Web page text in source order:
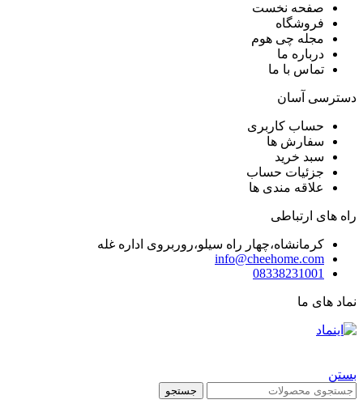
صفحه نخست
فروشگاه
مجله چی هوم
درباره ما
تماس با ما
دسترسی آسان
حساب کاربری
سفارش ها
سبد خرید
جزئیات حساب
علاقه مندی ها
راه های ارتباطی
کرمانشاه،چهار راه سیلو،روربروی اداره غله
info@cheehome.com
08338231001
نماد های ما
بستن
جستجو